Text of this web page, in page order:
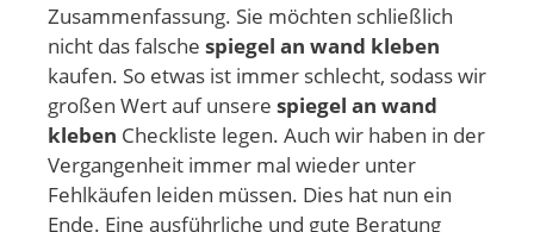
Zusammenfassung. Sie möchten schließlich
nicht das falsche spiegel an wand kleben
kaufen. So etwas ist immer schlecht, sodass wir
großen Wert auf unsere spiegel an wand
kleben Checkliste legen. Auch wir haben in der
Vergangenheit immer mal wieder unter
Fehlkäufen leiden müssen. Dies hat nun ein
Ende. Eine ausführliche und gute Beratung